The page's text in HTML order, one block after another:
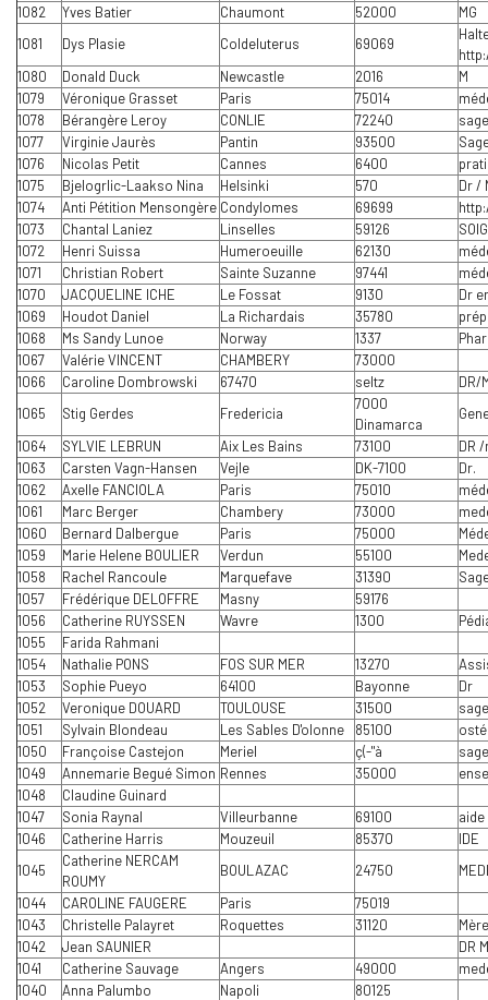
1082
Yves Batier Chaumont 52000
MG
1081
Dys Plasie Coldeluterus 69069
1080
Donald Duck Newcastle 2016
M
1079
Véronique Grasset Paris 75014
1078
Bérangère Leroy CONLIE 72240
1077
Virginie Jaurès Pantin 93500
1076
Nicolas Petit Cannes 6400
1075
Bjelogrlic-Laakso Nina Helsinki 570
Dr /
1074
Anti Pétition Mensongère Condylomes 69699
1073
Chantal Laniez Linselles 59126
1072
Henri Suissa Humeroeuille 62130
1071
Christian Robert Sainte Suzanne 97441
1070
JACQUELINE ICHE Le Fossat 9130
Dr
1069
Houdot Daniel La Richardais 35780
1068
Ms Sandy Lunoe Norway 1337
1067
Valérie VINCENT CHAMBERY
73000
1066
Caroline Dombrowski 67470 seltz
DR/
1065
Stig Gerdes Fredericia
7000
Dinamarca
1064
SYLVIE LEBRUN Aix Les Bains 73100
DR
1063
Carsten Vagn-Hansen Vejle DK-7100
Dr.
1062
Axelle FANCIOLA Paris 75010
1061
Marc Berger Chambery 73000
1060
Bernard Dalbergue Paris 75000
1059
Marie Helene BOULIER Verdun 55100
1058
Rachel Rancoule Marquefave 31390
1057
Frédérique DELOFFRE Masny
59176
1056
Catherine RUYSSEN Wavre 1300
1055
Farida Rahmani
1054
Nathalie PONS FOS SUR MER 13270
1053
Sophie Pueyo 64100 Bayonne
Dr
1052
Veronique DOUARD TOULOUSE 31500
1051
Sylvain Blondeau Les Sables D'olonne 85100
1050
Françoise Castejon Meriel ç(-"à
1049
Annemarie Begué Simon Rennes 35000
1048
Claudine Guinard
1047
Sonia Raynal Villeurbanne 69100
1046
Catherine Harris Mouzeuil 85370
IDE
1045
Catherine NERCAM
ROUMY
BOULAZAC 24750
1044
CAROLINE FAUGERE Paris
75019
1043
Christelle Palayret Roquettes 31120
1042
Jean SAUNIER
DR
1041
Catherine Sauvage Angers 49000
1040
Anna Palumbo Napoli
80125